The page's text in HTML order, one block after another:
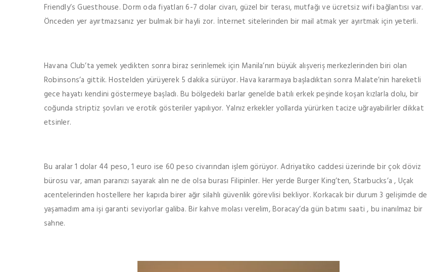
Friendly’s Guesthouse. Dorm oda fiyatları 6-7 dolar civarı, güzel bir terası, mutfağı ve ücretsiz wifi bağlantısı var.
Önceden yer ayırtmazsanız yer bulmak bir hayli zor. İnternet sitelerinden bir mail atmak yer ayırtmak için yeterli.
Havana Club’ta yemek yedikten sonra biraz serinlemek için Manila’nın büyük alışveriş merkezlerinden biri olan
Robinsons’a gittik. Hostelden yürüyerek 5 dakika sürüyor. Hava kararmaya başladıktan sonra Malate’nin hareketli
gece hayatı kendini göstermeye başladı. Bu bölgedeki barlar genelde batılı erkek peşinde koşan kızlarla dolu, bir
coğunda striptiz şovları ve erotik gösteriler yapılıyor. Yalnız erkekler yollarda yürürken tacize uğrayabilirler dikkat
etsinler.
Bu aralar 1 dolar 44 peso, 1 euro ise 60 peso civarından işlem görüyor. Adriyatiko caddesi üzerinde bir çok döviz
bürosu var, aman paranızı sayarak alın ne de olsa burası Filipinler. Her yerde Burger King’ten, Starbucks’a , Uçak
acentelerinden hostellere her kapıda birer ağır silahlı güvenlik görevlisi bekliyor. Korkacak bir durum 3 gelişimde de
yaşamadım ama işi garanti seviyorlar galiba. Bir kahve molası verelim, Boracay’da gün batımı saati , bu inanılmaz bir
sahne.